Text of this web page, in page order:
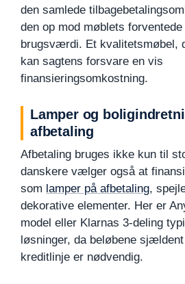
den samlede
den op mod møblets
brugsværdi. Et kvalitetsmøbel,
kan sagtens forsvare en vis
finansieringsomkostning.
Lamper og
afbetaling
Afbetaling bruges ikke kun til
danskere vælger også at
som lamper på afbetaling,
dekorative elementer. Her er
model eller Klarnas 3-deling
løsninger, da beløbene
kreditlinje er nødvendig.